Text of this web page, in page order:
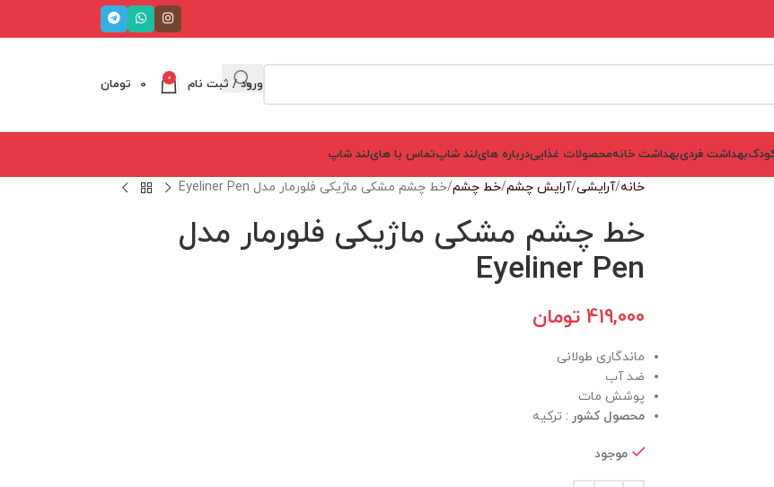
ورود / ثبت نام 0
0 تومان
بهداشت فردیبهداشت خانهمحصولات غذاییدرباره های‌لند شاپتماس با های‌لند شاپ
خانه آرایشی آرایش چشم خط چشم خط چشم مشکی ماژیکی فلورمار مدل Eyeliner Pen
خط چشم مشکی ماژیکی فلورمار مدل
Eyeliner Pen
419,000 تومان
ماندگاری طولانی
ضد آب
پوشش مات
محصول کشور : ترکیه
موجود